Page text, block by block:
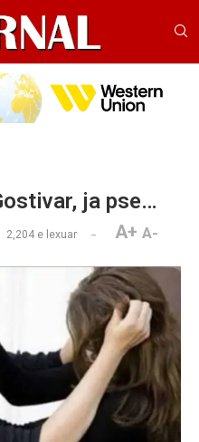
ja pse…
2,204 e lexuar A+ A-